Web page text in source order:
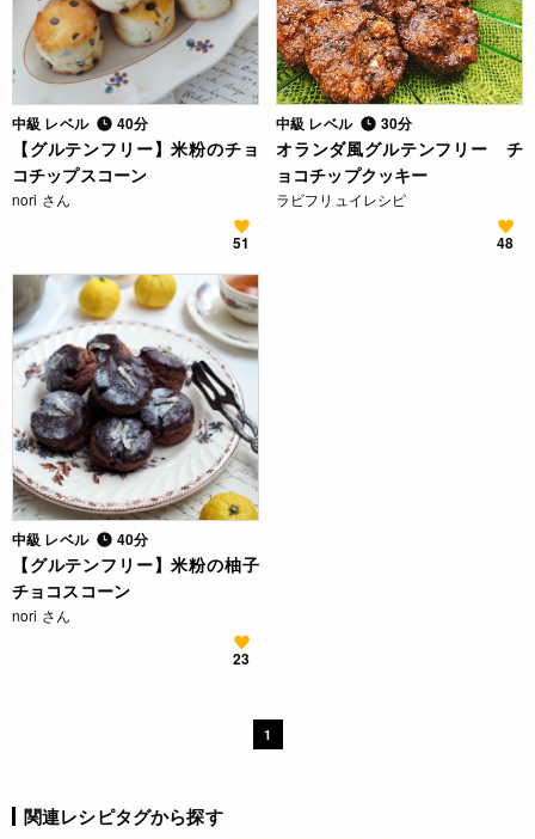
中級 レベル 40分
【グルテンフリー】米粉のチョ
コチップスコーン
nori さん
51
中級 レベル 30分
オランダ風グルテンフリー チ
ョコチップクッキー
ラビフリュイレシピ
48
中級 レベル 40分
【グルテンフリー】米粉の柚子
チョコスコーン
nori さん
23
1
関連レシピタグから探す